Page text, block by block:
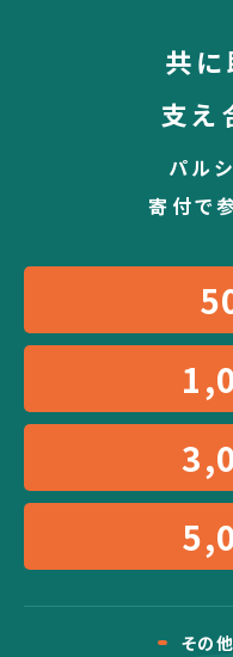
共に
支え
パル
寄付で
その